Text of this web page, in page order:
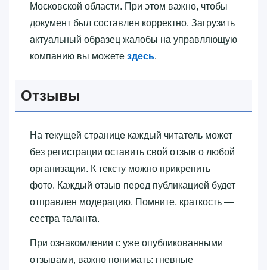
Московской области. При этом важно, чтобы
документ был составлен корректно. Загрузить
актуальный образец жалобы на управляющую
компанию вы можете здесь.
Отзывы
На текущей странице каждый читатель может
без регистрации оставить свой отзыв о любой
организации. К тексту можно прикрепить
фото. Каждый отзыв перед публикацией будет
отправлен модерацию. Помните, краткость —
сестра таланта.
При ознакомлении с уже опубликованными
отзывами, важно понимать: гневные